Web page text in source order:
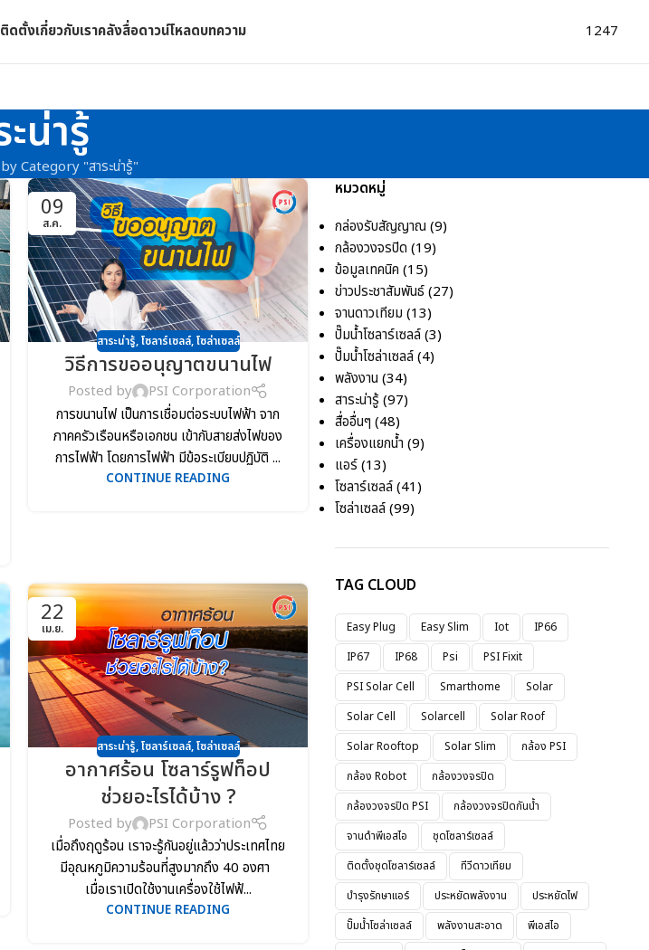
ดตั้งเกี่ยวกับเราคลังสื่อดาวน์โหลดบทความ 1247
น่ารู้
Category "สาระน่ารู้"
09
ส.ค.
สาระน่ารู้,โซลาร์เซลล์,โซล่าเซลล์
วิธีการขออนุญาตขนานไฟ
Posted by
PSI Corporation
การขนานไฟ เป็นการเชื่อมต่อระบบไฟฟ้า จาก
ภาคครัวเรือนหรือเอกชน เข้ากับสายส่งไฟของ
การไฟฟ้า โดยการไฟฟ้า มีข้อระเบียบปฏิบัติ ...
CONTINUE READING
22
เม.ย.
สาระน่ารู้,โซลาร์เซลล์,โซล่าเซลล์
อากาศร้อน โซลาร์รูฟท็อป
ช่วยอะไรได้บ้าง ?
Posted by
PSI Corporation
เมื่อถึงฤดูร้อน เราจะรู้กันอยู่แล้วว่าประเทศไทย
มีอุณหภูมิความร้อนที่สูงมากถึง 40 องศา
เมื่อเราเปิดใช้งานเครื่องใช้ไฟฟ้...
CONTINUE READING
หมวดหมู่
กล่องรับสัญญาณ (9)
กล้องวงจรปิด (19)
ข้อมูลเทคนิค (15)
ข่าวประชาสัมพันธ์(27)
จานดาวเทียม (13)
ปั๊มน้ำโซลาร์เซลล์(3)
ปั๊มน้ำโซล่าเซลล์(4)
พลังงาน (34)
สาระน่ารู้ (97)
สื่ออื่นๆ (48)
เครื่องแยกน้ำ (9)
แอร์(13)
โซลาร์เซลล์(41)
โซล่าเซลล์(99)
TAG CLOUD
Easy Plug Easy Slim Iot
IP66
IP67
IP68 Psi
PSI Fixit
PSI Solar Cell
Smarthome
Solar
Solar Cell
Solarcell
Solar Roof
Solar Rooftop
Solar Slim
กล้อง PSI
กล้อง Robot
กล้องวงจรปิด
กล้องวงจรปิด PSI
กล้องวงจรปิดกันน้ำ
จานดำพีเอสไอ
ชุดโซลาร์เซลล์
ติดตั้งชุดโซลาร์เซลล์
ทีวีดาวเทียม
บำรุงรักษาแอร์
ประหยัดพลังงาน
ประหยัดไฟ
ปั๊มน้ำโซล่าเซลล์
พลังงานสะอาด
พีเอสไอ